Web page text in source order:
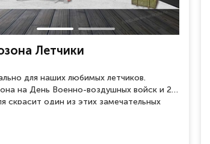
Летчики
для наших любимых летчиков.
на День Военно-воздушных войск и 23
скрасит один из этих замечательных